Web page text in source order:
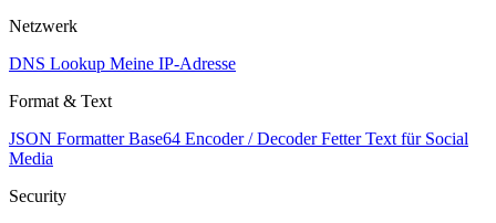
Netzwerk
DNS Lookup Meine IP-Adresse
Format & Text
JSON FormatterBase64 Encoder / DecoderFetter Text für Social
Media
Security